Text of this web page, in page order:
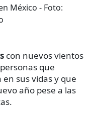
México - Foto:
con nuevos vientos
que
sus vidas y que
año pese a las